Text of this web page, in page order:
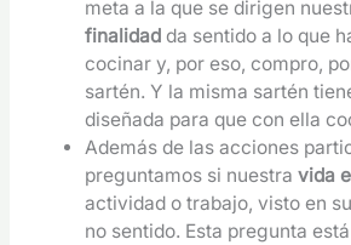
meta a la que se dirigen
finalidad da sentido a lo que
cocinar y, por eso, compro,
sartén. Y la misma sartén
diseñada para que con ella
Además de las acciones
preguntamos si nuestravida
actividad o trabajo, visto en
no sentido. Esta pregunta